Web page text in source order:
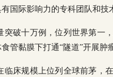
国际影响力的专科团队和技
破十万例，位列世界第一
管黏膜下打通“隧道”开展肿
床规模上位列全球前茅，